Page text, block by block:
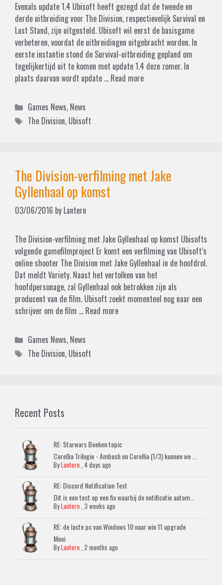
Evenals update 1.4 Ubisoft heeft gezegd dat de tweede en
derde uitbreiding voor The Division, respectievelijk Survival en
Last Stand, zijn uitgesteld. Ubisoft wil eerst de basisgame
verbeteren, voordat de uitbreidingen uitgebracht worden. In
eerste instantie stond de Survival-uitbreiding gepland om
tegelijkertijd uit te komen met update 1.4 deze zomer. In
plaats daarvan wordt update … Read more
Categories
Games News, News
Tags
The Division, Ubisoft
The Division-verfilming met Jake
Gyllenhaal op komst
03/06/2016 by Lantern
The Division-verfilming met Jake Gyllenhaal op komst Ubisofts
volgende gamefilmproject Er komt een verfilming van Ubisoft’s
online shooter The Division met Jake Gyllenhaal in de hoofdrol.
Dat meldt Variety. Naast het vertolken van het
hoofdpersonage, zal Gyllenhaal ook betrokken zijn als
producent van de film. Ubisoft zoekt momenteel nog naar een
schrijver om de film … Read more
Categories
Games News, News
Tags
The Division, Ubisoft
Recent Posts
RE: Starwars Boeken topic
Corellia Trilogie - Ambush on Corellia (1/3) kunnen we ...
ByLantern ,4 days ago
RE: Discord Notification Test
Dit is een test op een fix waarbij de notificatie autom...
ByLantern ,3 weeks ago
RE: de laste pc van Windows 10 naar win 11 upgrade
Mooi
ByLantern ,2 months ago